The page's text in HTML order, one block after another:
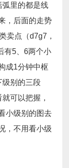
弧里的都是线
，后面的走势
卖点（d7g7，
有5、6两个小
成1分钟中枢
级别的三段
可以把握，
小级别的图去
，不用看小级